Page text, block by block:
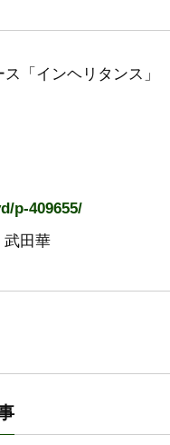
「インヘリタンス」
p-409655/
武田華